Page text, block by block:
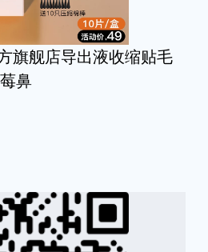
旗舰店导出液收缩贴毛
鼻